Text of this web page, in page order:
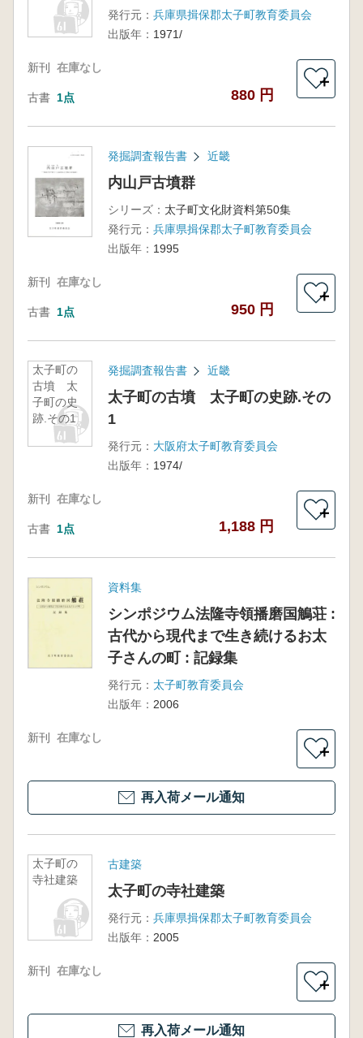
発行元： 兵庫県揖保郡太子町教育委員会
出版年： 1971/
新刊 在庫なし
古書 1点 880 円
＋
発掘調査報告書 近畿
内山戸古墳群
シリーズ： 太子町文化財資料第50集
発行元： 兵庫県揖保郡太子町教育委員会
出版年： 1995
新刊 在庫なし
古書 1点 950 円
＋
太子町の
古墳 太
子町の史
跡.その1
発掘調査報告書 近畿
太子町の古墳 太子町の史跡.その
1
発行元： 大阪府太子町教育委員会
出版年： 1974/
新刊 在庫なし
古書 1点 1,188 円
＋
資料集
シンポジウム法隆寺領播磨国鵤荘 :
古代から現代まで生き続けるお太
子さんの町 : 記録集
発行元： 太子町教育委員会
出版年： 2006
新刊 在庫なし
＋
再入荷メール通知
太子町の
寺社建築
古建築
太子町の寺社建築
発行元： 兵庫県揖保郡太子町教育委員会
出版年： 2005
新刊 在庫なし
＋
再入荷メール通知